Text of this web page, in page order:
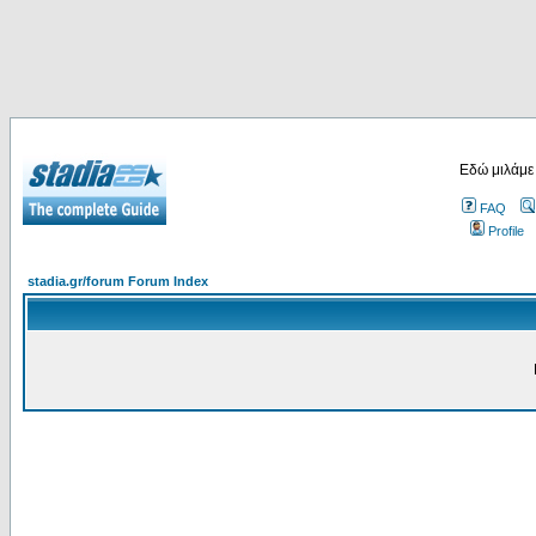
Εδώ
FAQ
Profile
stadia.gr/forum Forum Index